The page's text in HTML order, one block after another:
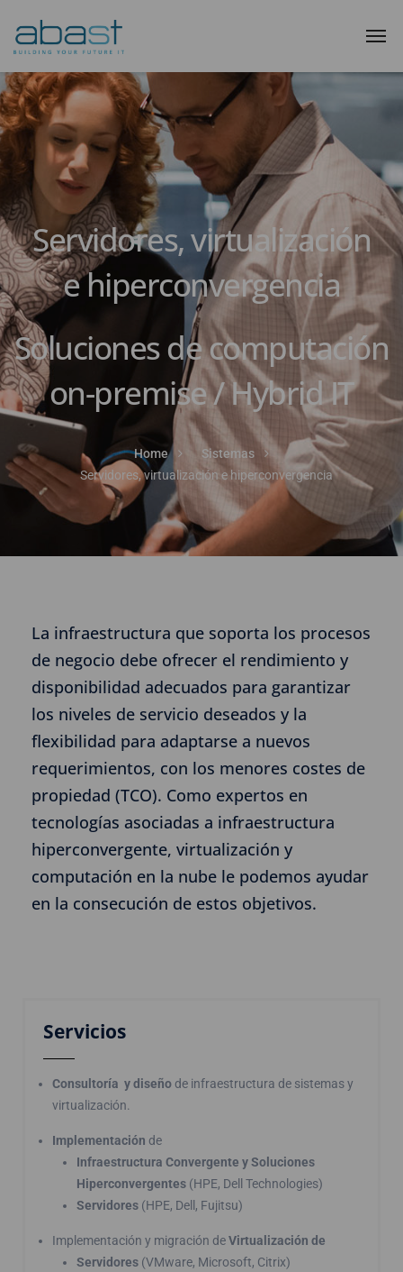
Servidores, virtualización
e hiperconvergencia
Soluciones de computación
on-premise / Hybrid IT
Home
Sistemas
Servidores, virtualización e hiperconvergencia
La infraestructura que soporta los procesos
de negocio debe ofrecer el rendimiento y
disponibilidad adecuados para garantizar
los niveles de servicio deseados y la
flexibilidad para adaptarse a nuevos
requerimientos, con los menores costes de
propiedad (TCO). Como expertos en
tecnologías asociadas a infraestructura
hiperconvergente, virtualización y
computación en la nube le podemos ayudar
en la consecución de estos objetivos.
Servicios
Consultoría y diseño de infraestructura de sistemas y
virtualización.
Implementación de
Infraestructura Convergente y Soluciones
Hiperconvergentes (HPE, Dell Technologies)
Servidores (HPE, Dell, Fujitsu)
Implementación y migración deVirtualización de
Servidores (VMware, Microsoft, Citrix)